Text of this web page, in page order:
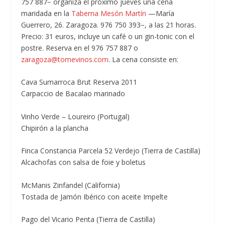
maridada en la Taberna Mesón Martín —María
Guerrero, 26. Zaragoza. 976 750 393−, a las 21 horas.
Precio: 31 euros, incluye un café o un gin-tonic con el
postre. Reserva en el 976 757 887 o
zaragoza@tomevinos.com. La cena consiste en:
Cava Sumarroca Brut Reserva 2011
Carpaccio de Bacalao marinado
Vinho Verde – Loureiro (Portugal)
Chipirón a la plancha
Finca Constancia Parcela 52 Verdejo (Tierra de Castilla)
Alcachofas con salsa de foie y boletus
McManis Zinfandel (California)
Tostada de Jamón Ibérico con aceite Impelte
Pago del Vicario Penta (Tierra de Castilla)